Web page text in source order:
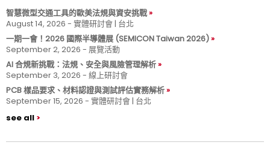
智慧微型交通工具的歐美法規與資安挑戰
August 14, 2026 - 實體研討會 | 台北
一期一會！2026 國際半導體展 (SEMICON Taiwan 2026)
September 2, 2026 - 展覽活動
AI 合規新挑戰：法規、安全與風險管理解析
September 3, 2026 - 線上研討會
PCB 樣品要求、材料認證與測試評估實務解析
September 15, 2026 - 實體研討會 | 台北
see all